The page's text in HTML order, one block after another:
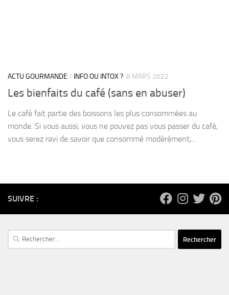
ACTU GOURMANDE / INFO OU INTOX ? 8 MARS 2022
Les bienfaits du café (sans en abuser)
Le café fait partie des boissons les plus consommées au
monde. Si vous aussi, vous ne pouvez pas vous passer du café,
vous serez ravi de savoir que consommé modérément,...
SUIVRE :
Rechercher :